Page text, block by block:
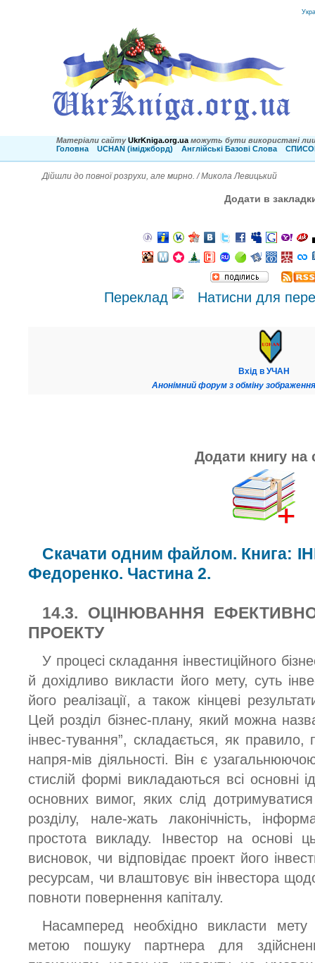
Матеріали сайту UkrKniga.org.ua можуть бути використані
Головна
UCHAN (іміджборд) Англійські Базові Слова
Дійшли до повної розрухи, але мирно. / Микола Левицький
Додати в
Переклад
Вхід в УЧАН
Анонімний форум з обміну
Додати книгу на
Скачати одним файлом. Книга:
Федоренко. Частина 2.
14.3. ОЦІНЮВАННЯ
ПРОЕКТУ
У процесі складання інвестиційного
й дохідливо викласти його мету, суть
його реалізації, а також кінцеві
Цей розділ бізнес-плану, який можна
інвес-тування”, складається, як правило,
напря-мів діяльності. Він є
стислій формі викладаються всі основні
основних вимог, яких слід
розділу, нале-жать лаконічність,
простота викладу. Інвестор на основі
висновок, чи відповідає проект його
ресурсам, чи влаштовує він інвестора щодо
повноти повернення капіталу.
Насамперед необхідно викласти мету
метою пошуку партнера для